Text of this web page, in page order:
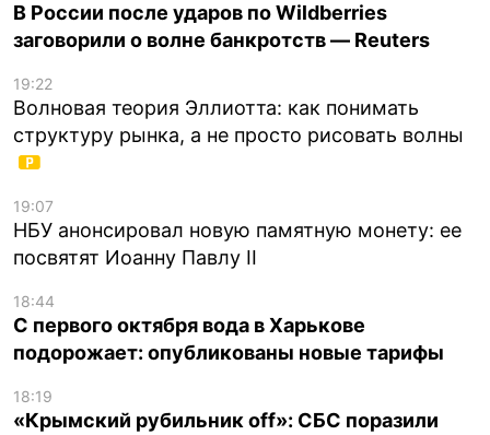
В России после ударов по Wildberries
заговорили о волне банкротств — Reuters
19:22
Волновая теория Эллиотта: как понимать
структуру рынка, а не просто рисовать волны
19:07
НБУ анонсировал новую памятную монету: ее
посвятят Иоанну Павлу II
18:44
С первого октября вода в Харькове
подорожает: опубликованы новые тарифы
18:19
«Крымский рубильник off»: СБС поразили